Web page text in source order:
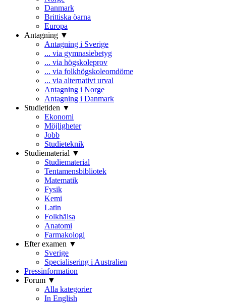
Danmark
Brittiska öarna
Europa
Antagning ▼
Antagning i Sverige
... via gymnasiebetyg
... via högskoleprov
... via folkhögskoleomdöme
... via alternativt urval
Antagning i Norge
Antagning i Danmark
Studietiden ▼
Ekonomi
Möjligheter
Jobb
Studieteknik
Studiematerial ▼
Studiematerial
Tentamensbibliotek
Matematik
Fysik
Kemi
Latin
Folkhälsa
Anatomi
Farmakologi
Efter examen ▼
Sverige
Specialisering i Australien
Pressinformation
Forum ▼
Alla kategorier
In English